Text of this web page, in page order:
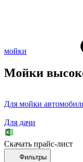
мойки
Мойки
Для мойки
Для дачи
Скачать прайc-лист
Фильтры